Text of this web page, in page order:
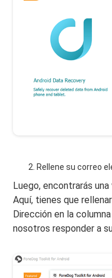
Rellene su correo
Luego, encontrarás
Aquí, tienes que
Dirección en la
nosotros responder a